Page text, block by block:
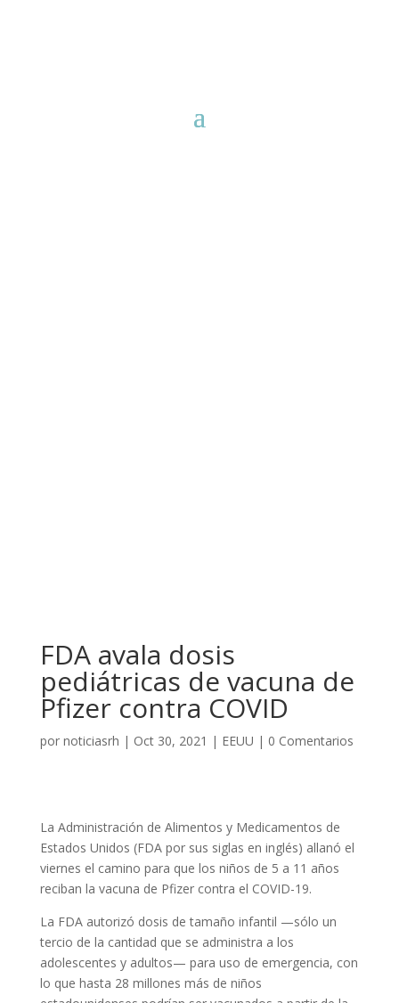
FDA avala dosis
pediátricas de vacuna de
Pfizer contra COVID
por noticiasrh | Oct 30, 2021 | EEUU | 0 Comentarios
La Administración de Alimentos y Medicamentos de
Estados Unidos (FDA por sus siglas en inglés) allanó el
viernes el camino para que los niños de 5 a 11 años
reciban la vacuna de Pfizer contra el COVID-19.
La FDA autorizó dosis de tamaño infantil —sólo un
tercio de la cantidad que se administra a los
adolescentes y adultos— para uso de emergencia, con
lo que hasta 28 millones más de niños